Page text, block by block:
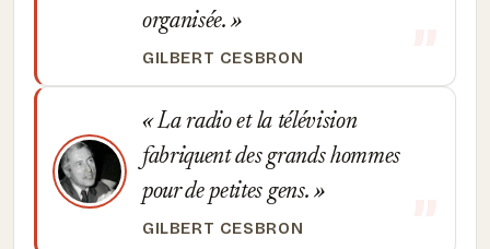
organisée.
GILBERT CESBRON
La radio et la télévision
fabriquent des grands hommes
pour de petites gens.
GILBERT CESBRON